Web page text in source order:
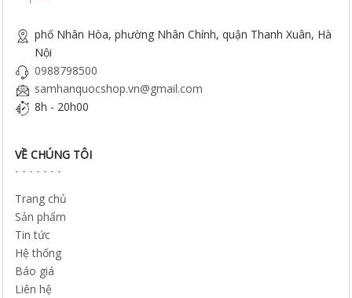
phố Nhân Hòa, phường Nhân Chính, quận Thanh Xuân, Hà
Nội
0988798500
samhanquocshop.vn@gmail.com
8h - 20h00
VỀ CHÚNG TÔI
Trang chủ
Sản phẩm
Tin tức
Hệ thống
Báo giá
Liên hệ